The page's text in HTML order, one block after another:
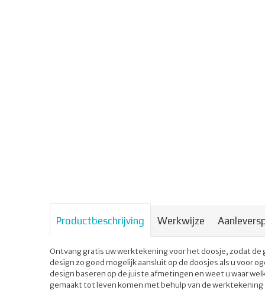
Productbeschrijving Werkwijze
Ontvang gratis uw werktekening voor het doosje, zodat
design zo goed mogelijk aansluit op de doosjes als u voor
design baseren op de juiste afmetingen en weet u waar
gemaakt tot leven komen met behulp van de werktekening